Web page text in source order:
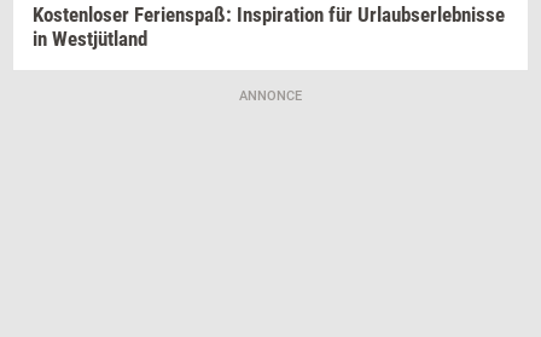
Ko­sten­lo­ser Ferienspaß: In­spira­tion für Ur­laub­ser­leb­nis­se
in Westjütland
ANNONCE